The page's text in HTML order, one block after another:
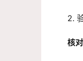
2.
核